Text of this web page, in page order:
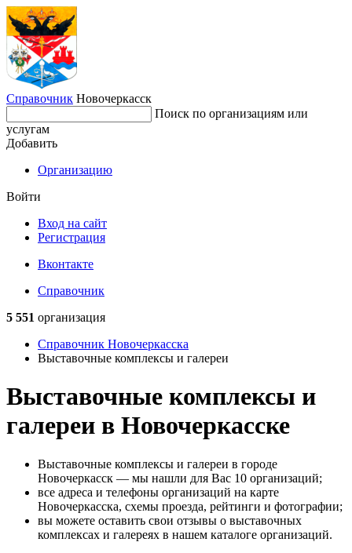
Справочник Новочеркасск
Поиск по организациям или
услугам
Добавить
Организацию
Войти
Вход на сайт
Регистрация
Вконтакте
Справочник
5 551 организация
Справочник Новочеркасска
Выставочные комплексы и галереи
Выставочные комплексы и
галереи в Новочеркасске
Выставочные комплексы и галереи в городе
Новочеркасск — мы нашли для Вас 10 организаций;
все адреса и телефоны организаций на карте
Новочеркасска, схемы проезда, рейтинги и фотографии;
вы можете оставить свои отзывы о выставочных
комплексах и галереях в нашем каталоге организаций.